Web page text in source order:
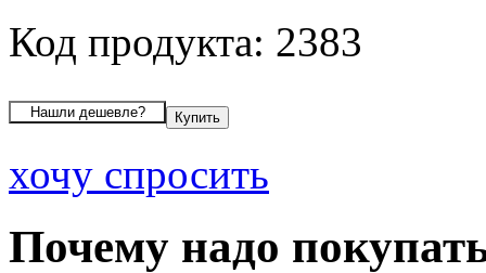
Код продукта: 2383
хочу спросить
Почему надо